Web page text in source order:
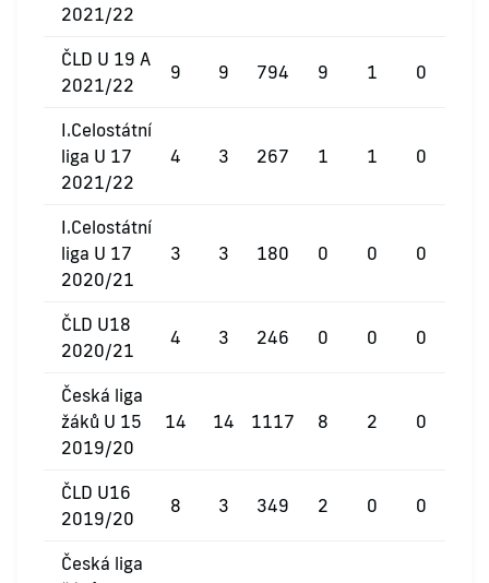
2021/22
ČLD U 19 A
2021/22
9 9 794 9 1 0
I.Celostátní
liga U 17
2021/22
4 3 267 1 1 0
I.Celostátní
liga U 17
2020/21
3 3 180 0 0 0
ČLD U18
2020/21
4 3 246 0 0 0
Česká liga
žáků U 15
2019/20
14 14 1117 8 2 0
ČLD U16
2019/20
8 3 349 2 0 0
Česká liga